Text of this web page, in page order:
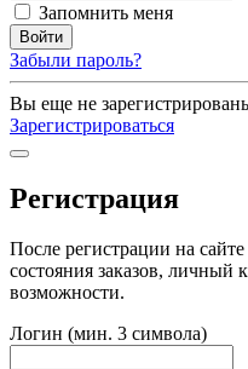
Запомнить меня
Забыли пароль?
Вы еще не
Зарегистрироваться
Регистрация
После регистрации на
состояния заказов, личный
возможности.
Логин (мин. 3 символа)